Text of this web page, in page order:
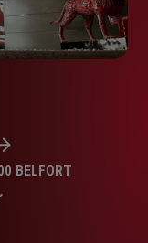
BELFORT